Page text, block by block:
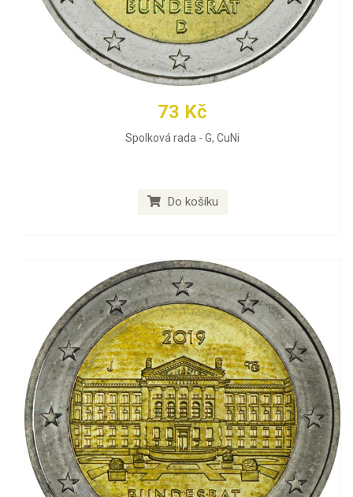
73 Kč
Spolková rada - G, CuNi
Do košíku